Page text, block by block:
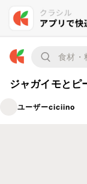
ジャガイモとピ
ユーザーciciino